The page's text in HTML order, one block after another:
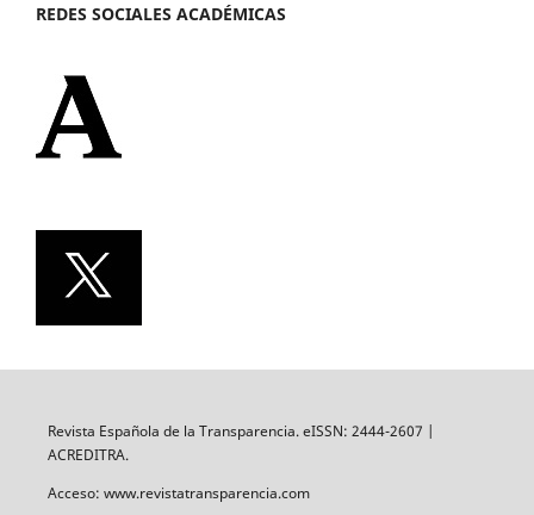
REDES SOCIALES ACADÉMICAS
Revista Española de la Transparencia. eISSN: 2444-2607 |
ACREDITRA.
Acceso: www.revistatransparencia.com